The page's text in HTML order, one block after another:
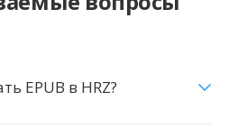
EPUB в HRZ?